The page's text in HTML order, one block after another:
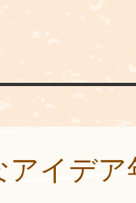
アイデア